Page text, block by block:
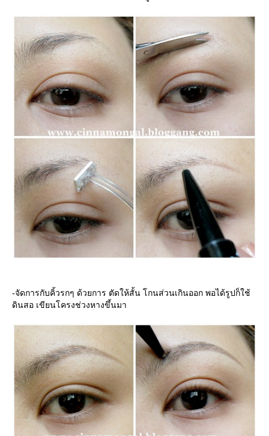
-จัดการกับคิ้วรกๆ ด้วยการ ตัดให้สั้น โกนส่วนเกินออก พอได้รูปก็ใช้
ดินสอ เขียนโครงช่วงหางขึ้นมา